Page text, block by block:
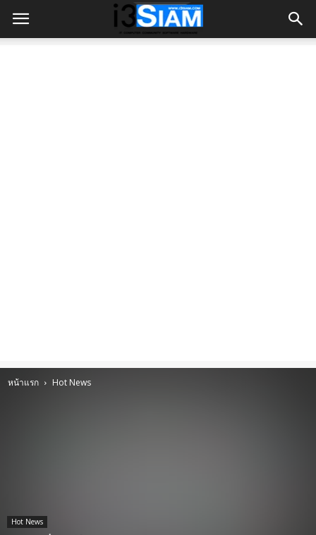
หน้าแรก Hot News
Hot News